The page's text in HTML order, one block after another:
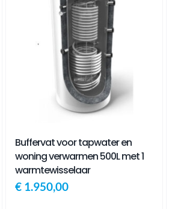
Buffervat voor tapwater en
woning verwarmen 500L met 1
warmtewisselaar
€1.950,00